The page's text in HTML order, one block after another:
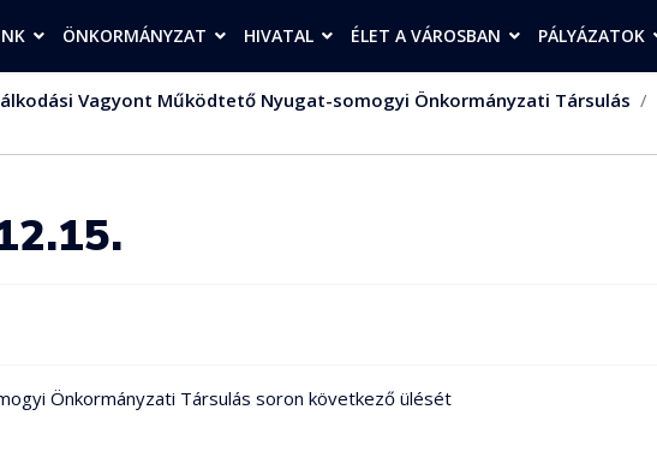
ÖNKORMÁNYZAT HIVATAL ÉLET A VÁROSBAN PÁLYÁZATOK
Vagyont Működtető Nyugat-somogyi Önkormányzati Társulás
Önkormányzati Társulás soron következő ülését